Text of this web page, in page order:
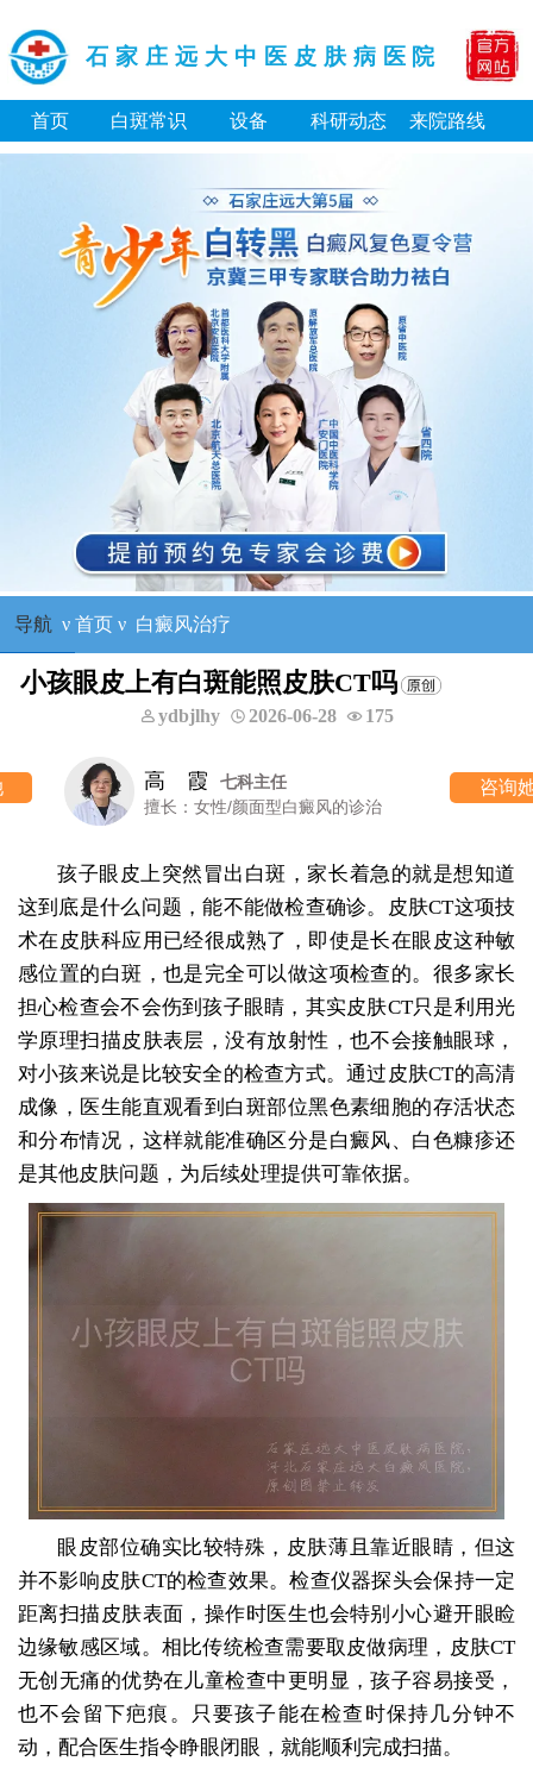
石家庄远大中医皮肤病医院
首页 白斑常识 设备 科研动态 来院路线
导航 ν 首页ν 白癜风治疗
小孩眼皮上有白斑能照皮肤CT吗
ydbjlhy 2026-06-28 175
高 霞
七科主任
擅长：女性/颜面型白癜风的诊治
咨询她
孩子眼皮上突然冒出白斑，家长着急的就是想知道
这到底是什么问题，能不能做检查确诊。皮肤CT这项技
术在皮肤科应用已经很成熟了，即使是长在眼皮这种敏
感位置的白斑，也是完全可以做这项检查的。很多家长
担心检查会不会伤到孩子眼睛，其实皮肤CT只是利用光
学原理扫描皮肤表层，没有放射性，也不会接触眼球，
对小孩来说是比较安全的检查方式。通过皮肤CT的高清
成像，医生能直观看到白斑部位黑色素细胞的存活状态
和分布情况，这样就能准确区分是白癜风、白色糠疹还
是其他皮肤问题，为后续处理提供可靠依据。
眼皮部位确实比较特殊，皮肤薄且靠近眼睛，但这
并不影响皮肤CT的检查效果。检查仪器探头会保持一定
距离扫描皮肤表面，操作时医生也会特别小心避开眼睑
边缘敏感区域。相比传统检查需要取皮做病理，皮肤CT
无创无痛的优势在儿童检查中更明显，孩子容易接受，
也不会留下疤痕。只要孩子能在检查时保持几分钟不
动，配合医生指令睁眼闭眼，就能顺利完成扫描。